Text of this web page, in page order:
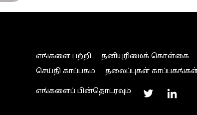
எங்களை பற்றி தனியுரிமைக் கொள்கை
செய்தி காப்பகம்
தலைப்புகள்
எங்களைப் பின்தொடரவும்